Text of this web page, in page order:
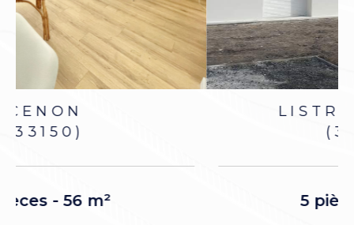
5 pièces - 110 m²